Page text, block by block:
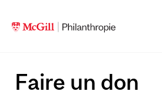
Faire un don